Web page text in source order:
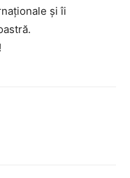
și îi